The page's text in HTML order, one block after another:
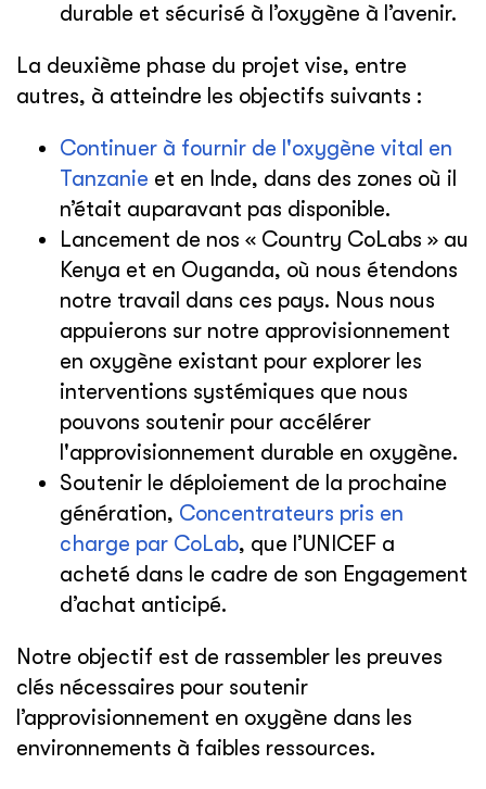
durable et sécurisé à l’oxygène à l’avenir.
La deuxième phase du projet vise, entre
autres, à atteindre les objectifs suivants :
Continuer à fournir de l'oxygène vital en
Tanzanie et en Inde, dans des zones où il
n’était auparavant pas disponible.
Lancement de nos « Country CoLabs » au
Kenya et en Ouganda, où nous étendons
notre travail dans ces pays. Nous nous
appuierons sur notre approvisionnement
en oxygène existant pour explorer les
interventions systémiques que nous
pouvons soutenir pour accélérer
l'approvisionnement durable en oxygène.
Soutenir le déploiement de la prochaine
génération, Concentrateurs pris en
charge par CoLab, que l’UNICEF a
acheté dans le cadre de son Engagement
d’achat anticipé.
Notre objectif est de rassembler les preuves
clés nécessaires pour soutenir
l’approvisionnement en oxygène dans les
environnements à faibles ressources.